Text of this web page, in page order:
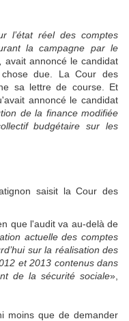
l’état réel des comptes
la campagne par le
avait annoncé le candidat
chose due. La Cour des
sa lettre de course. Et
annoncé le candidat
de la finance modifiée
budgétaire sur les
que l'audit va au-delà de
actuelle des comptes
sur la réalisation des
et 2013 contenus dans
de la sécurité sociale»,
moins que de demander